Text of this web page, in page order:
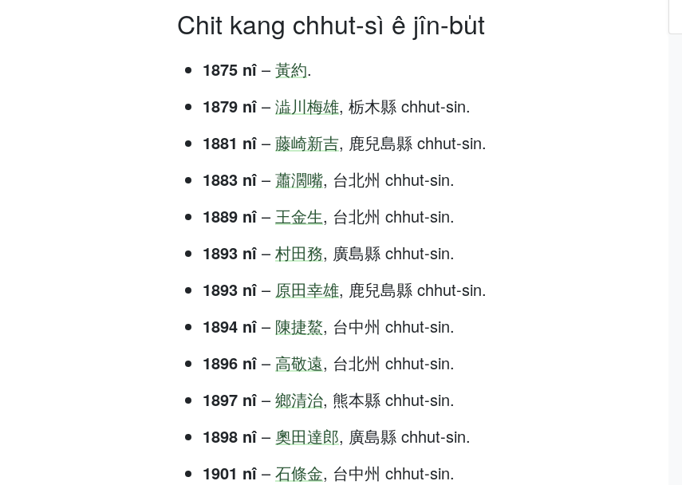
Chit kang chhut-sì ê jîn-bu̍t
1875 nî – 黃約.
1879 nî – 澁川梅雄, 栃木縣 chhut-sin.
1881 nî – 藤崎新吉, 鹿兒島縣 chhut-sin.
1883 nî – 蕭濶嘴, 台北州 chhut-sin.
1889 nî – 王金生, 台北州 chhut-sin.
1893 nî – 村田務, 廣島縣 chhut-sin.
1893 nî – 原田幸雄, 鹿兒島縣 chhut-sin.
1894 nî – 陳捷鰲, 台中州 chhut-sin.
1896 nî – 高敬遠, 台北州 chhut-sin.
1897 nî – 鄉清治, 熊本縣 chhut-sin.
1898 nî – 奧田達郎, 廣島縣 chhut-sin.
1901 nî – 石條金, 台中州 chhut-sin.